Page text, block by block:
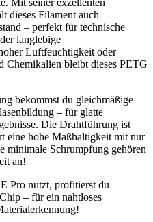
Mit seiner exzellenten
dieses Filament auch
– perfekt für technische
langlebige
Luftfeuchtigkeit oder
bleibt dieses PETG
bekommst du gleichmäßige
– für glatte
Die Drahtführung ist
eine hohe Maßhaltigkeit mit nur
minimale Schrumpfung gehören
an!
Pro nutzt, profitierst du
– für ein nahtloses